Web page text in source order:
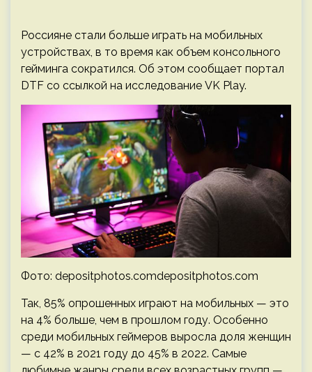
Россияне стали больше играть на мобильных
устройствах, в то время как объем консольного
гейминга сократился. Об этом сообщает портал
DTF со ссылкой на исследование VK Play.
Фото: depositphotos.comdepositphotos.com
Так, 85% опрошенных играют на мобильных — это
на 4% больше, чем в прошлом году. Особенно
среди мобильных геймеров выросла доля женщин
— с 42% в 2021 году до 45% в 2022. Самые